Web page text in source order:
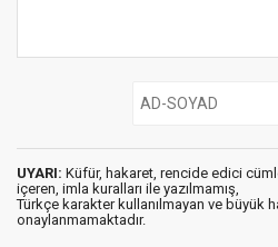
UYARI: Küfür, hakaret, rencide edici
içeren, imla kuralları ile yazılmamış,
Türkçe karakter kullanılmayan ve büyük
onaylanmamaktadır.